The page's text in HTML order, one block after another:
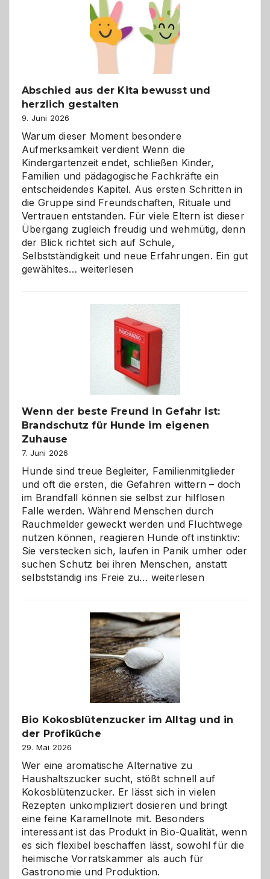
verstehen
Abschied aus der Kita bewusst und
herzlich gestalten
9. Juni 2026
Warum dieser Moment besondere
Aufmerksamkeit verdient Wenn die
Kindergartenzeit endet, schließen Kinder,
Familien und pädagogische Fachkräfte ein
entscheidendes Kapitel. Aus ersten Schritten in
die Gruppe sind Freundschaften, Rituale und
Vertrauen entstanden. Für viele Eltern ist dieser
Übergang zugleich freudig und wehmütig, denn
der Blick richtet sich auf Schule,
Selbstständigkeit und neue Erfahrungen. Ein gut
gewähltes…Abschied
bewusst
herzlich
gestalten
weiterlesen
Wenn der beste Freund in Gefahr ist:
Brandschutz für Hunde im eigenen
Zuhause
7. Juni 2026
Hunde sind treue Begleiter, Familienmitglieder
und oft die ersten, die Gefahren wittern – doch
im Brandfall können sie selbst zur hilflosen
Falle werden. Während Menschen durch
Rauchmelder geweckt werden und Fluchtwege
nutzen können, reagieren Hunde oft instinktiv:
Sie verstecken sich, laufen in Panik umher oder
suchen Schutz bei ihren Menschen, anstatt
selbstständig ins Freie zu… Wenn
Freund
in
Gefahr
ist:
Brandschutz
für
Hunde
eigenen
weiterlesen
Bio Kokosblütenzucker im Alltag und in
der Profiküche
29. Mai 2026
Wer eine aromatische Alternative zu
Haushaltszucker sucht, stößt schnell auf
Kokosblütenzucker. Er lässt sich in vielen
Rezepten unkompliziert dosieren und bringt
eine feine Karamellnote mit. Besonders
interessant ist das Produkt in Bio-Qualität, wenn
es sich flexibel beschaffen lässt, sowohl für die
heimische Vorratskammer als auch für
Gastronomie und Produktion.